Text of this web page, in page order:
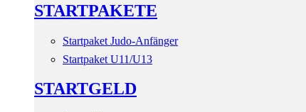
STARTPAKETE
Startpaket Judo-Anfänger
Startpaket U11/U13
STARTGELD